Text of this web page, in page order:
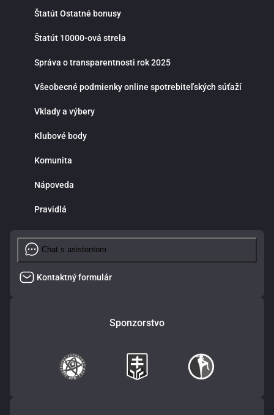
Štatút Ostatné bonusy
Štatút 10000-ová strela
Správa o transparentnosti rok 2025
Všeobecné podmienky online spotrebiteľských súťaží
Vklady a výbery
Klubové body
Komunita
Nápoveda
Pravidlá
Chat s asistentom
Kontaktný formulár
Sponzorstvo